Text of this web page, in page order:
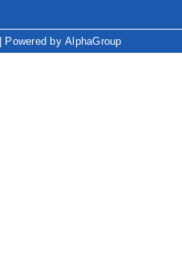
| Powered by AlphaGroup